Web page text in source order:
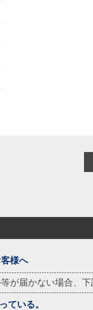
様へ
が届かない場合、
ている。